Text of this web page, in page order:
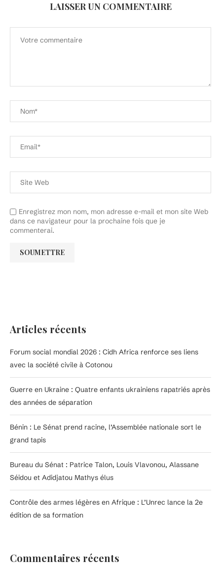
LAISSER UN COMMENTAIRE
Enregistrez mon nom, mon adresse e-mail et mon site Web
dans ce navigateur pour la prochaine fois que je
commenterai.
Articles récents
Forum social mondial 2026 : Cidh Africa renforce ses liens
avec la société civile à Cotonou
Guerre en Ukraine : Quatre enfants ukrainiens rapatriés après
des années de séparation
Bénin : Le Sénat prend racine, l’Assemblée nationale sort le
grand tapis
Bureau du Sénat : Patrice Talon, Louis Vlavonou, Alassane
Séidou et Adidjatou Mathys élus
Contrôle des armes légères en Afrique : L’Unrec lance la 2e
édition de sa formation
Commentaires récents